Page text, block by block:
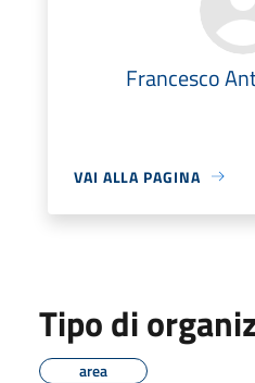
Francesco
VAI ALLA PAGINA
Tipo di
area